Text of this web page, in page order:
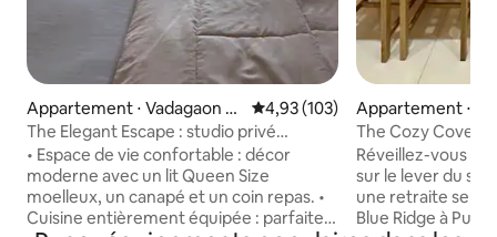
Appartement ⋅ Vadagaon S
heri
Évaluation moyenne sur la
4,93 (103)
The Elegant Escape : studio privé
complet
• Espace de vie confortable : décor
moderne avec un lit Queen Size
moelleux, un canapé et un coin repas. •
Cuisine entièrement équipée : parfaite
Appartement ⋅
hwad
The Cozy Cove :
avec vue sur le
Réveillez-vous
sur le lever du
une retraite
Blue Ridge à Pune. Cet